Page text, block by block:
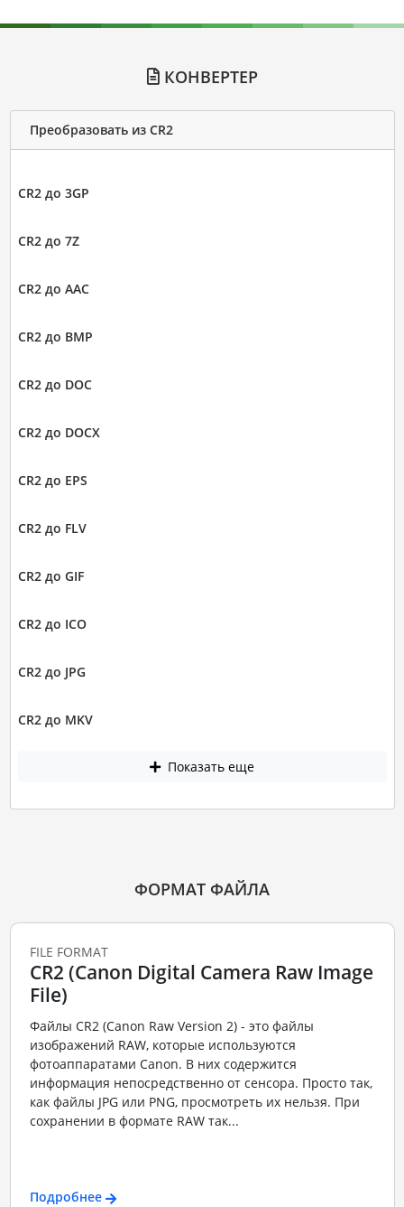
КОНВЕРТЕР
Преобразовать из CR2
CR2 до 3GP
CR2 до 7Z
CR2 до AAC
CR2 до BMP
CR2 до DOC
CR2 до DOCX
CR2 до EPS
CR2 до FLV
CR2 до GIF
CR2 до ICO
CR2 до JPG
CR2 до MKV
Показать еще
ФОРМАТ ФАЙЛА
FILE FORMAT
CR2 (Canon Digital Camera Raw Image
File)
Файлы CR2 (Canon Raw Version 2) - это файлы
изображений RAW, которые используются
фотоаппаратами Canon. В них содержится
информация непосредственно от сенсора. Просто так,
как файлы JPG или PNG, просмотреть их нельзя. При
сохранении в формате RAW так...
Подробнее